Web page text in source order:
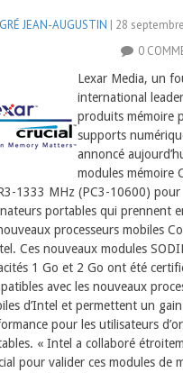
JEAN-AUGUSTIN | 28
0
Lexar Media, un
international
produits mémoire
supports
annoncé
modules mémoire
1333 MHz (PC3-10600) pour
portables qui prennent
processeurs mobiles
Ces nouveaux modules
1 Go et 2 Go ont été
avec les nouveaux
d’Intel et permettent un
pour les utilisateurs
« Intel a collaboré
pour valider ces modules de